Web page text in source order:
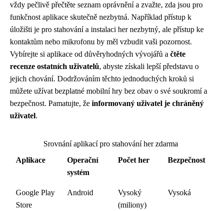
vždy pečlivě přečtěte seznam oprávnění a zvažte, zda jsou pro
funkčnost aplikace skutečně nezbytná. Například přístup k
úložišti je pro stahování a instalaci her nezbytný, ale přístup ke
kontaktům nebo mikrofonu by měl vzbudit vaši pozornost.
Vybírejte si aplikace od důvěryhodných vývojářů a čtěte
recenze ostatních uživatelů, abyste získali lepší představu o
jejich chování. Dodržováním těchto jednoduchých kroků si
můžete užívat bezplatné mobilní hry bez obav o své soukromí a
bezpečnost. Pamatujte, že informovaný uživatel je chráněný
uživatel.
Srovnání aplikací pro stahování her zdarma
Aplikace
Operační
systém
Počet her Bezpečnost
Google Play
Store
Android
Vysoký
(miliony)
Vysoká